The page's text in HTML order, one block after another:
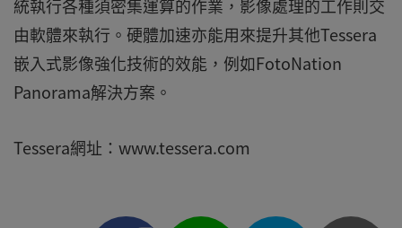
統執行各種須密集運算的作業，影像處理的工作則交
由軟體來執行。硬體加速亦能用來提升其他Tessera
嵌入式影像強化技術的效能，例如FotoNation
Panorama解決方案。
Tessera網址：www.tessera.com